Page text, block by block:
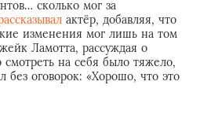
сколько мог за
актёр, добавляя, что
изменения мог лишь на том
Ламотта, рассуждая о
смотреть на себя было тяжело,
без оговорок: «Хорошо, что это